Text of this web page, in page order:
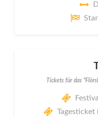
Tickets für das
Tagesticket